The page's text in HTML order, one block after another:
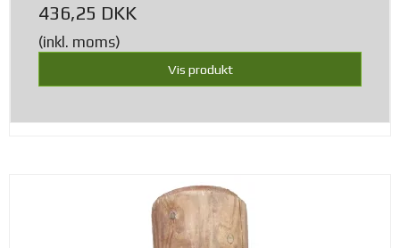
436,25 DKK
(inkl. moms)
Vis produkt